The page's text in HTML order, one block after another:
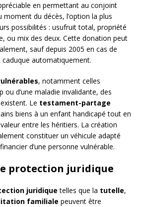
en permettant au conjoint
moment du décès, l’option la plus
possibilités : usufruit total, propriété
ou mix des deux. Cette donation peut
sauf depuis 2005 en cas de
automatiquement.
, notamment celles
ou d’une maladie invalidante, des
Le testament-partage
biens à un enfant handicapé tout en
entre les héritiers. La création
constituer un véhicule adapté
d’une personne vulnérable.
protection juridique
juridique telles que la tutelle,
familiale peuvent être